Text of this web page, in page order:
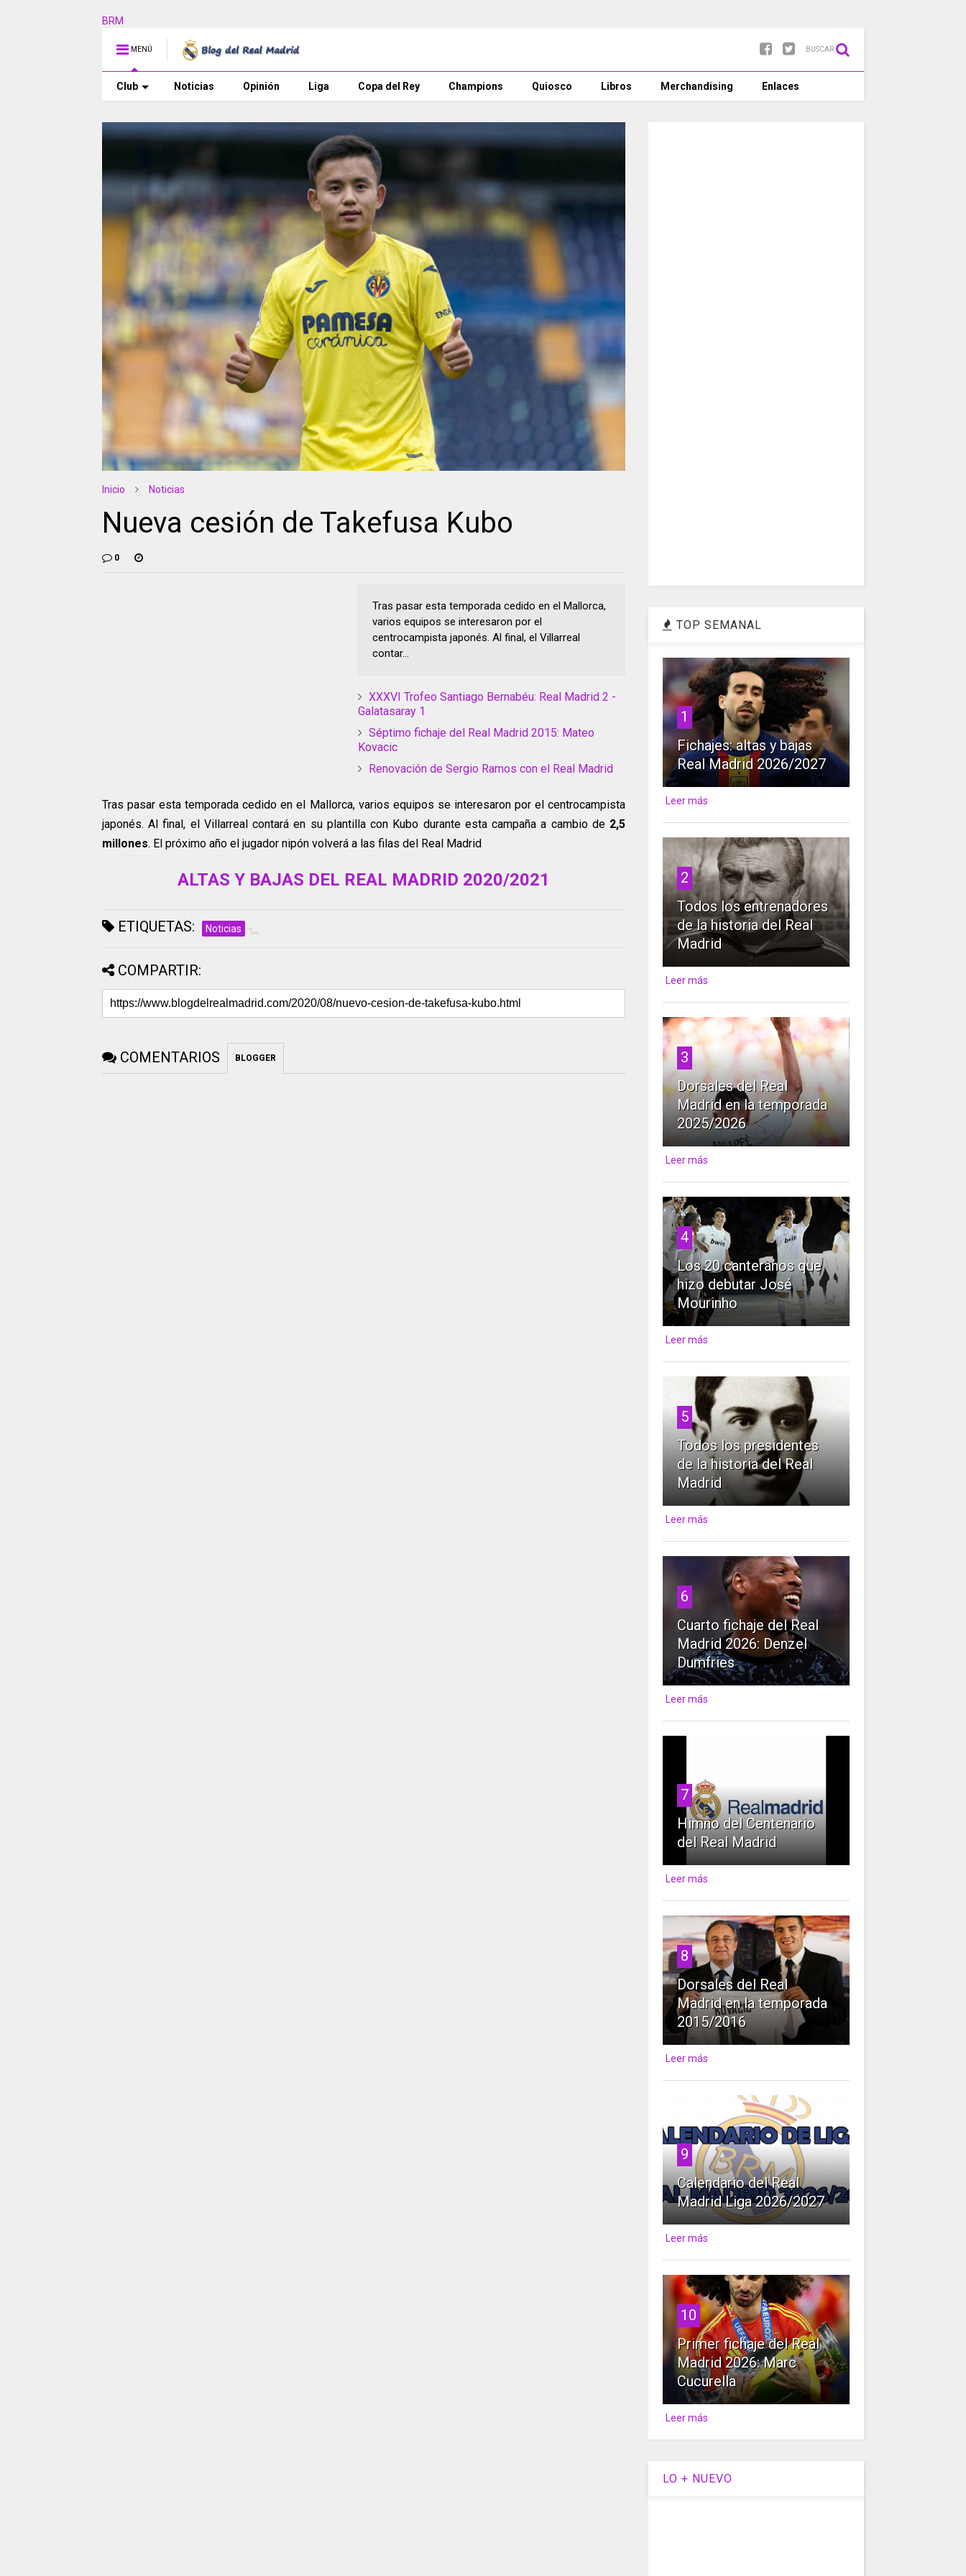
BRM
MENÚ BUSCAR
Club Noticias Opinión Liga Copa del Rey Champions Quiosco Libros Merchandising Enlaces
Inicio Noticias
Nueva cesión de Takefusa Kubo
0
Tras pasar esta temporada cedido en el Mallorca,
varios equipos se interesaron por el
centrocampista japonés. Al final, el Villarreal
contar...
XXXVI Trofeo Santiago Bernabéu: Real Madrid 2 -
Galatasaray 1
Séptimo fichaje del Real Madrid 2015: Mateo
Kovacic
Renovación de Sergio Ramos con el Real Madrid
Tras pasar esta temporada cedido en el Mallorca, varios equipos se interesaron por el centrocampista
japonés. Al final, el Villarreal contará en su plantilla con Kubo durante esta campaña a cambio de 2,5
millones. El próximo año el jugador nipón volverá a las filas del Real Madrid
ALTAS Y BAJAS DEL REAL MADRID 2020/2021
ETIQUETAS: Noticias
COMPARTIR:
COMENTARIOS BLOGGER
TOP SEMANAL
1
Fichajes: altas y bajas
Real Madrid 2026/2027
Leer más
2
Todos los entrenadores
de la historia del Real
Madrid
Leer más
3
Dorsales del Real
Madrid en la temporada
2025/2026
Leer más
4
Los 20 canteranos que
hizo debutar José
Mourinho
Leer más
5
Todos los presidentes
de la historia del Real
Madrid
Leer más
6
Cuarto fichaje del Real
Madrid 2026: Denzel
Dumfries
Leer más
7
Himno del Centenario
del Real Madrid
Leer más
8
Dorsales del Real
Madrid en la temporada
2015/2016
Leer más
9
Calendario del Real
Madrid Liga 2026/2027
Leer más
10
Primer fichaje del Real
Madrid 2026: Marc
Cucurella
Leer más
LO + NUEVO